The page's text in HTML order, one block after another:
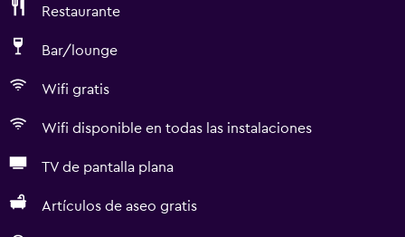
Restaurante
Bar/lounge
Wifi gratis
Wifi disponible en todas las instalaciones
TV de pantalla plana
Artículos de aseo gratis